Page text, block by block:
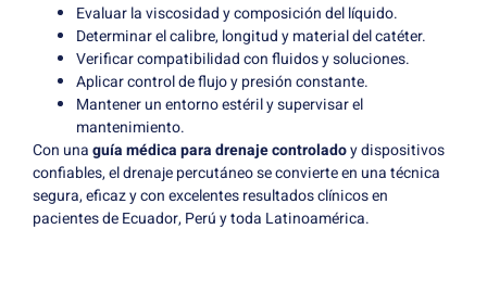
Evaluar la viscosidad y composición del líquido.
Determinar el calibre, longitud y material del catéter.
Verificar compatibilidad con fluidos y soluciones.
Aplicar control de flujo y presión constante.
Mantener un entorno estéril y supervisar el
mantenimiento.
Con unaguía médica para drenaje controladoy dispositivos
confiables, el drenaje percutáneo se convierte en una técnica
segura, eficaz y con excelentes resultados clínicos en
pacientes de Ecuador, Perú y toda Latinoamérica.